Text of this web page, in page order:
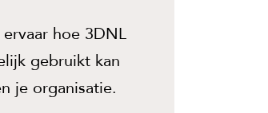
hoe 3DNL
gebruikt kan
je organisatie.